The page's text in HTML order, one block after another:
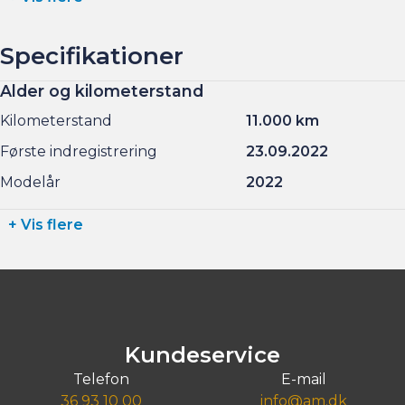
Specifikationer
Alder og kilometerstand
Kilometerstand
11.000 km
Første indregistrering
23.09.2022
Modelår
2022
+ Vis flere
Kundeservice
Telefon
36 93 10 00
E-mail
info@am.dk